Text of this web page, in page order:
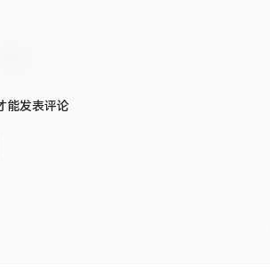
能发表评论